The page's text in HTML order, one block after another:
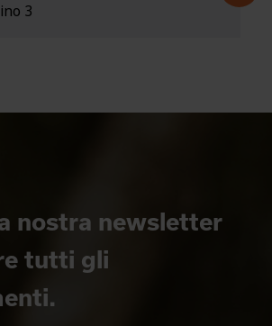
3
nostra newsletter
tutti gli